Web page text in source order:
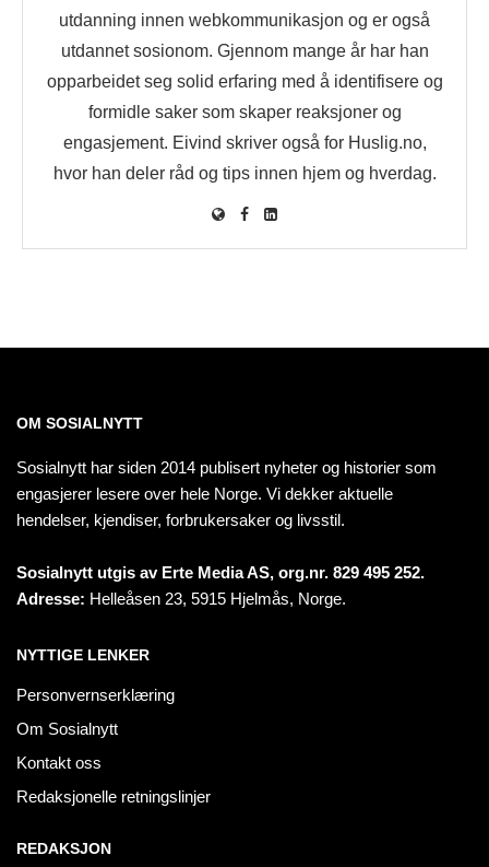
utdanning innen webkommunikasjon og er også
utdannet sosionom. Gjennom mange år har han
opparbeidet seg solid erfaring med å identifisere og
formidle saker som skaper reaksjoner og
engasjement. Eivind skriver også for Huslig.no,
hvor han deler råd og tips innen hjem og hverdag.
OM SOSIALNYTT
Sosialnytt har siden 2014 publisert nyheter og historier som
engasjerer lesere over hele Norge. Vi dekker aktuelle
hendelser, kjendiser, forbrukersaker og livsstil.
Sosialnytt utgis av Erte Media AS, org.nr. 829 495 252.
Adresse: Helleåsen 23, 5915 Hjelmås, Norge.
NYTTIGE LENKER
Personvernserklæring
Om Sosialnytt
Kontakt oss
Redaksjonelle retningslinjer
REDAKSJON